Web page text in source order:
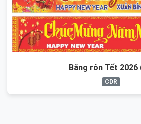
Băng rôn Tết 2026
CDR